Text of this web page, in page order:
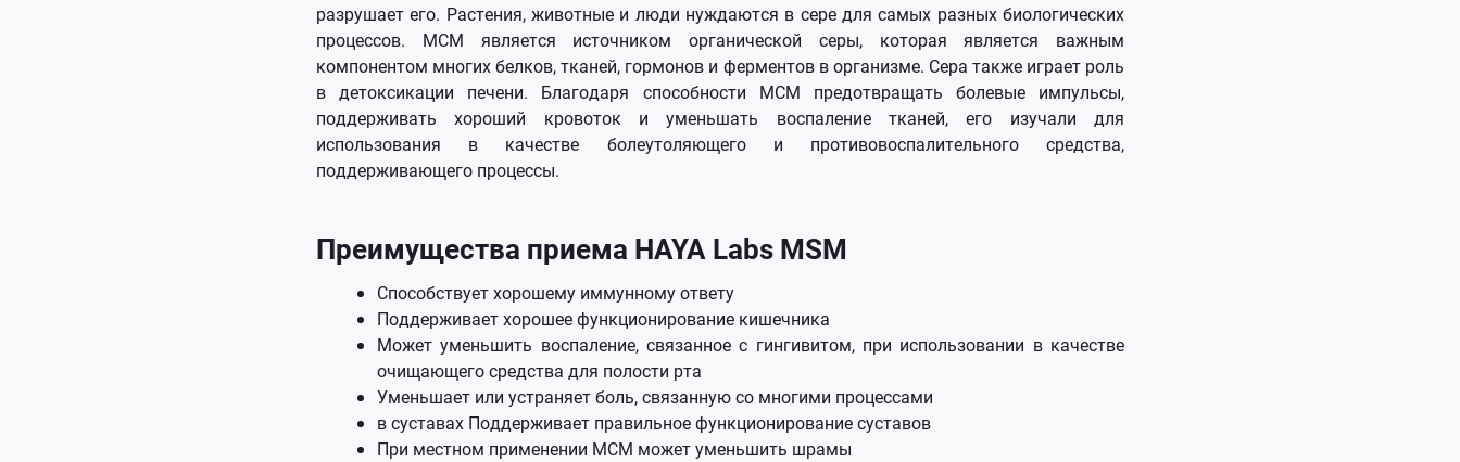
разрушает его. Растения, животные и люди нуждаются в сере для самых разных биологических
процессов. МСМ является источником органической серы, которая является важным
компонентом многих белков, тканей, гормонов и ферментов в организме. Сера также играет роль
в детоксикации печени. Благодаря способности МСМ предотвращать болевые импульсы,
поддерживать хороший кровоток и уменьшать воспаление тканей, его изучали для
использования в качестве болеутоляющего и противовоспалительного средства,
поддерживающего процессы.
Преимущества приема HAYA Labs MSM
Способствует хорошему иммунному ответу
Поддерживает хорошее функционирование кишечника
Может уменьшить воспаление, связанное с гингивитом, при использовании в качестве
очищающего средства для полости рта
Уменьшает или устраняет боль, связанную со многими процессами
в суставах Поддерживает правильное функционирование суставов
При местном применении МСМ может уменьшить шрамы